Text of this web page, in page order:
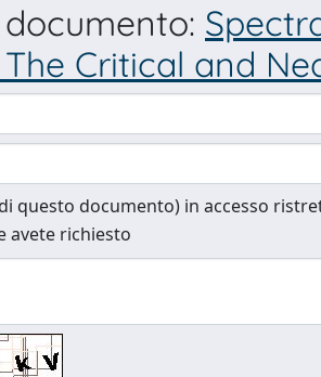
Critical and
questo documento) in accesso
avete richiesto